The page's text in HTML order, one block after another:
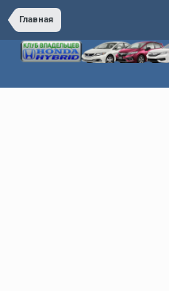
Главная